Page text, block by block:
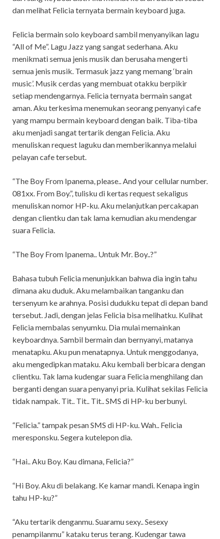
dan melihat Felicia ternyata bermain keyboard juga.
Felicia bermain solo keyboard sambil menyanyikan lagu
“All of Me”. Lagu Jazz yang sangat sederhana. Aku
menikmati semua jenis musik dan berusaha mengerti
semua jenis musik. Termasuk jazz yang memang ‘brain
music’. Musik cerdas yang membuat otakku berpikir
setiap mendengarnya. Felicia ternyata bermain sangat
aman. Aku terkesima menemukan seorang penyanyi cafe
yang mampu bermain keyboard dengan baik. Tiba-tiba
aku menjadi sangat tertarik dengan Felicia. Aku
menuliskan request laguku dan memberikannya melalui
pelayan cafe tersebut.
“The Boy From Ipanema, please.. And your cellular number.
081xx. From Boy.”, tulisku di kertas request sekaligus
menuliskan nomor HP-ku. Aku melanjutkan percakapan
dengan clientku dan tak lama kemudian aku mendengar
suara Felicia.
“The Boy From Ipanema.. Untuk Mr. Boy..?”
Bahasa tubuh Felicia menunjukkan bahwa dia ingin tahu
dimana aku duduk. Aku melambaikan tanganku dan
tersenyum ke arahnya. Posisi dudukku tepat di depan band
tersebut. Jadi, dengan jelas Felicia bisa melihatku. Kulihat
Felicia membalas senyumku. Dia mulai memainkan
keyboardnya. Sambil bermain dan bernyanyi, matanya
menatapku. Aku pun menatapnya. Untuk menggodanya,
aku mengedipkan mataku. Aku kembali berbicara dengan
clientku. Tak lama kudengar suara Felicia menghilang dan
berganti dengan suara penyanyi pria. Kulihat sekilas Felicia
tidak nampak. Tit.. Tit.. Tit.. SMS di HP-ku berbunyi.
“Felicia.” tampak pesan SMS di HP-ku. Wah.. Felicia
meresponsku. Segera kutelepon dia.
“Hai.. Aku Boy. Kau dimana, Felicia?”
“Hi Boy. Aku di belakang. Ke kamar mandi. Kenapa ingin
tahu HP-ku?”
“Aku tertarik denganmu. Suaramu sexy.. Sesexy
penampilanmu” kataku terus terang. Kudengar tawa